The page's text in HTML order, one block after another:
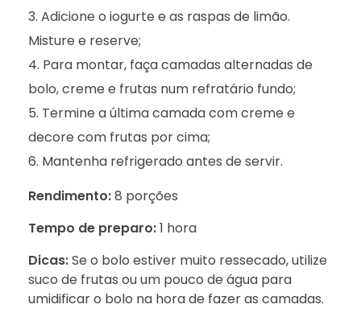
Adicione o iogurte e as raspas de limão.
Misture e reserve;
Para montar, faça camadas alternadas de
bolo, creme e frutas num refratário fundo;
Termine a última camada com creme e
decore com frutas por cima;
Mantenha refrigerado antes de servir.
Rendimento:8 porções
Tempo de preparo:1 hora
Dicas:Se o bolo estiver muito ressecado, utilize
suco de frutas ou um pouco de água para
umidificar o bolo na hora de fazer as camadas.